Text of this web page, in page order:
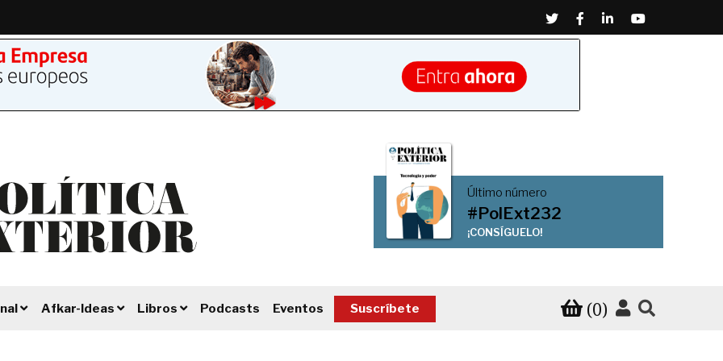
TwitterFacebook
LinkedinYoutube
Último número
#PolExt232
¡CONSÍGUELO!
Afkar-Ideas Libros Podcasts Eventos Suscríbete (0)